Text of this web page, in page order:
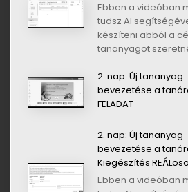
Ebben a videóban
tudsz AI
készíteni abból a
tananyagot
2. nap: Új tananyag
bevezetése a
FELADAT
2. nap: Új tananyag
bevezetése a
Kiegészítés
Ebben a videóban